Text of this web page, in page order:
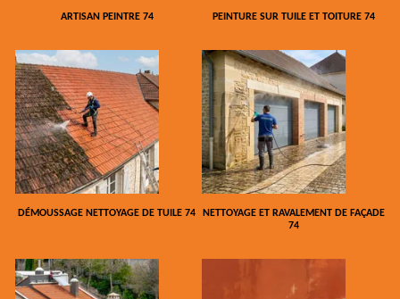
ARTISAN PEINTRE 74 PEINTURE SUR TUILE ET TOITURE 74
DÉMOUSSAGE NETTOYAGE DE TUILE 74
NETTOYAGE ET RAVALEMENT DE FAÇADE
74